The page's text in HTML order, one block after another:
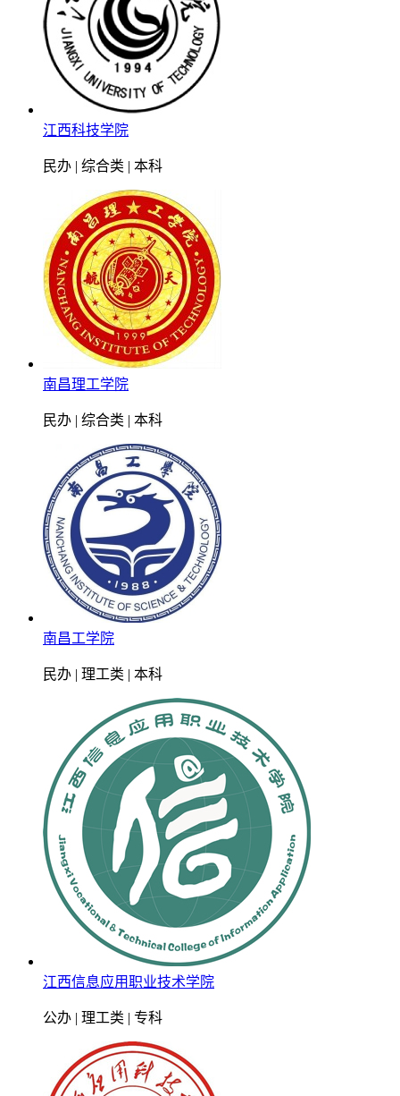
江西科技学院
民办 | 综合类 | 本科
南昌理工学院
民办 | 综合类 | 本科
南昌工学院
民办 | 理工类 | 本科
江西信息应用职业技术学院
公办 | 理工类 | 专科